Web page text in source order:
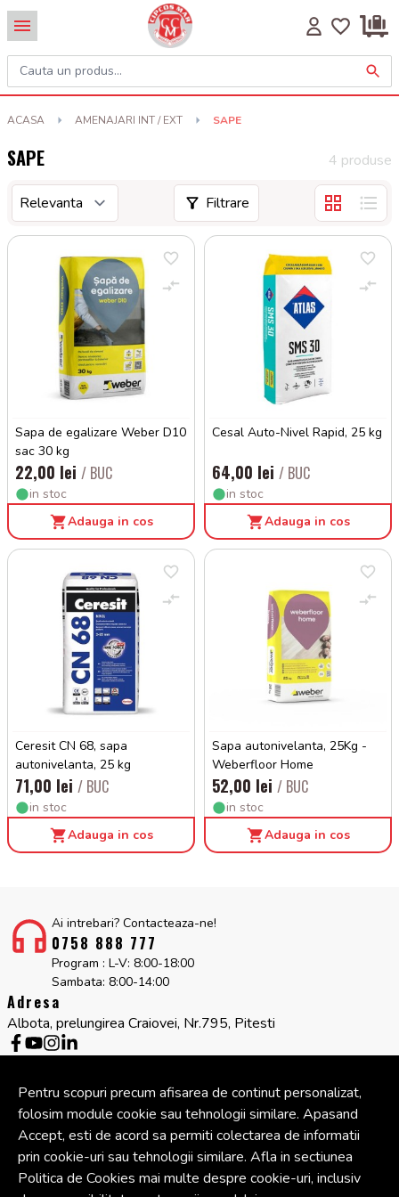
ACASA AMENAJARI INT / EXT SAPE
SAPE 4 produse
Filtrare
Sapa de egalizare Weber D10
sac 30 kg
22,00 lei / BUC
in stoc
Adauga in cos
Cesal Auto-Nivel Rapid, 25 kg
64,00 lei / BUC
in stoc
Adauga in cos
Ceresit CN 68, sapa
autonivelanta, 25 kg
71,00 lei / BUC
in stoc
Adauga in cos
Sapa autonivelanta, 25Kg -
Weberfloor Home
52,00 lei / BUC
in stoc
Adauga in cos
Ai intrebari? Contacteaza-ne!
0758 888 777
Program : L-V: 8:00-18:00
Sambata: 8:00-14:00
Adresa
Albota, prelungirea Craiovei, Nr.795, Pitesti
Informatii
Servicii clienti
Companie
Cont
© Copyright 2026 Cipcos Mar. Toate drepturile rezervate.
Pentru scopuri precum afisarea de continut personalizat,
folosim module cookie sau tehnologii similare. Apasand
Accept, esti de acord sa permiti colectarea de informatii
prin cookie-uri sau tehnologii similare. Afla in sectiunea
Politica de Cookies mai multe despre cookie-uri, inclusiv